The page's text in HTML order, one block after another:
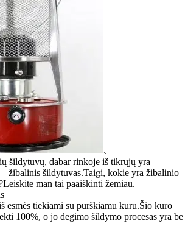
šildytuvų, dabar rinkoje iš tikrųjų yra
– žibalinis šildytuvas.Taigi, kokie yra žibalinio
man tai paaiškinti žemiau.
esmės tiekiami su purškiamu kuru.Šio kuro
100%, o jo degimo šildymo procesas yra be